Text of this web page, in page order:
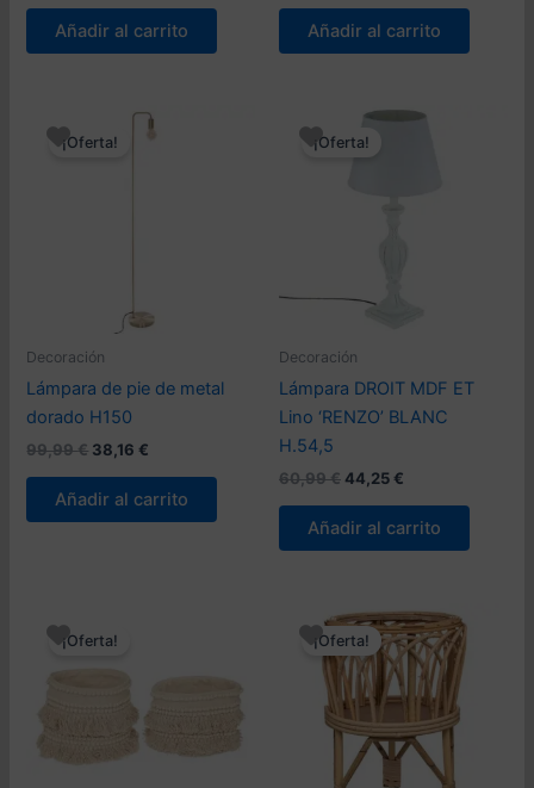
original
era:
actual
es:
Añadir al carrito
original
era:
actual
es:
Añadir al carrito
¡Oferta!
Decoración
Lámpara de pie de metal
dorado H150
99,99€ El
original
era:
38,16 €
actual
es:
Añadir al carrito
¡Oferta!
Decoración
Lámpara DROIT MDF ET
Lino ‘RENZO’ BLANC
H.54,5
60,99€ El
original
era:
44,25 €
actual
es:
Añadir al carrito
¡Oferta! ¡Oferta!